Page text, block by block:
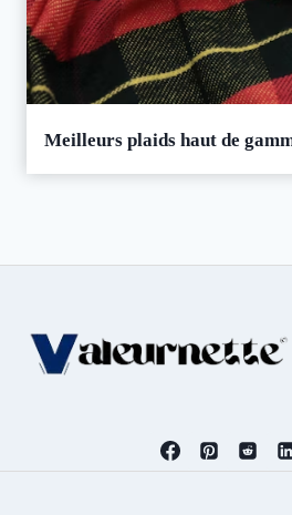
Meilleurs plaids haut de